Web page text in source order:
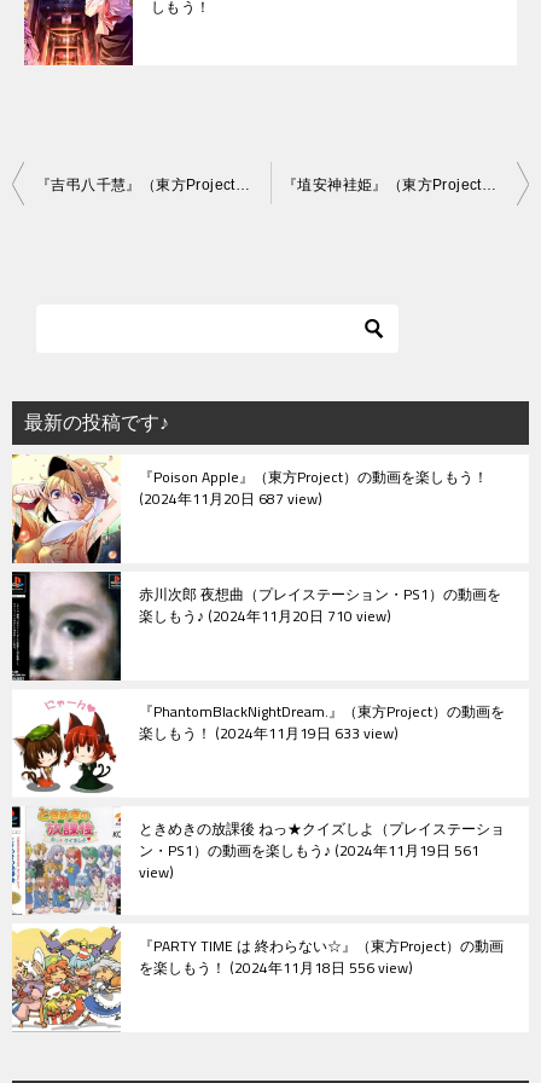
しもう！
投
シ
ョ
ン
『吉弔八千慧』（東方Project）の動画を楽しもう！ 『埴安神袿姫』（東方Project）の動画を楽しもう！
最新の投稿です♪
『Poison Apple』（東方Project）の動画を楽しもう！
2024年11月20日 687 view
赤川次郎 夜想曲（プレイステーション・PS1）の動画を
楽しもう♪ 2024年11月20日 710 view
『PhantomBlackNightDream.』（東方Project）の動画を
楽しもう！ 2024年11月19日 633 view
ときめきの放課後 ねっ★クイズしよ（プレイステーショ
ン・PS1）の動画を楽しもう♪ 2024年11月19日 561
view
『PARTY TIME は 終わらない☆』（東方Project）の動画
を楽しもう！ 2024年11月18日 556 view